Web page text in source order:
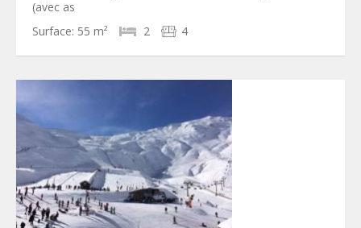
(avec as
Surface: 55 m² 2 4